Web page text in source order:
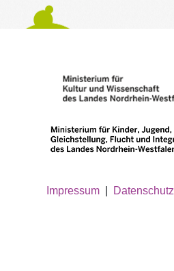
Impressum Datenschutz